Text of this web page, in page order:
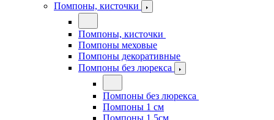
Помпоны, кисточки
Помпоны, кисточки
Помпоны меховые
Помпоны декоративные
Помпоны без люрекса
Помпоны без люрекса
Помпоны 1 см
Помпоны 1.5см